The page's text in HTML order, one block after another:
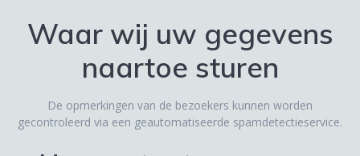
Waar wij uw gegevens
naartoe sturen
De opmerkingen van de bezoekers kunnen worden
gecontroleerd via een geautomatiseerde spamdetectieservice.